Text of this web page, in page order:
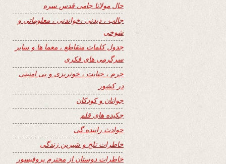
حال مولانا جامی قدس سره
جالب ، دیدنی ،خواندنی ، معلوماتی و
شوخی
جدول کلمات متقاطع ، معما ها و سایر
سرگرمی های فکری
جرم ، جنایت ، خونریزی و بی امنیتی
در کشور
جوانان و کودکان
چکیده های قلم
حوادث راننده گی
خاطرات تلخ و شیرین زندگی
خاطرات دوستان از محترم پروفیسور